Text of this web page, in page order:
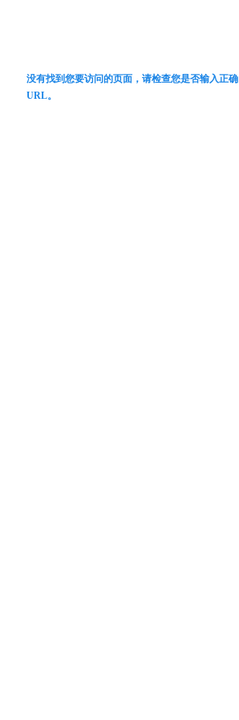
没有找到您要访问的页面，请检查您是否输入正确
URL。